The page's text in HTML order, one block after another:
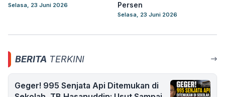
Selasa, 23 Juni 2026
Persen
Selasa, 23 Juni 2026
BERITA TERKINI
Geger! 995 Senjata Api Ditemukan di